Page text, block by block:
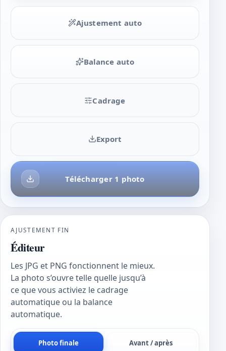
Ajustement auto
Balance auto
Cadrage
Télécharger 1 photo
Export
AJUSTEMENT FIN
Éditeur
Les JPG et PNG fonctionnent le mieux.
La photo s’ouvre telle quelle jusqu’à
ce que vous activiez le cadrage
automatique ou la balance
automatique.
Photo finale Avant / après